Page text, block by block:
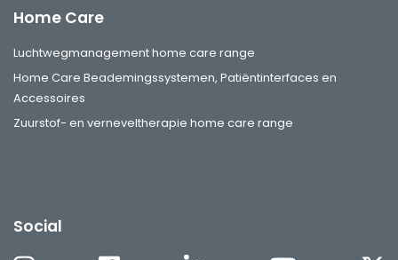
Home Care
Luchtwegmanagement home care range
Home Care Beademingssystemen, Patiëntinterfaces en
Accessoires
Zuurstof- en verneveltherapie home care range
Social